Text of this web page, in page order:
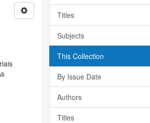
Titles
Subjects
This Collection
By Issue Date
Authors
Titles